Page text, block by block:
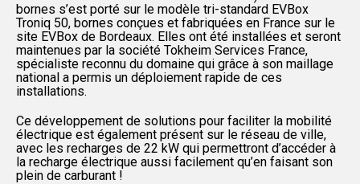
bornes s’est porté sur le modèle tri-standard EVBox
Troniq 50, bornes conçues et fabriquées en France sur le
site EVBox de Bordeaux. Elles ont été installées et seront
maintenues par la société Tokheim Services France,
spécialiste reconnu du domaine qui grâce à son maillage
national a permis un déploiement rapide de ces
installations.
Ce développement de solutions pour faciliter la mobilité
électrique est également présent sur le réseau de ville,
avec les recharges de 22 kW qui permettront d’accéder à
la recharge électrique aussi facilement qu’en faisant son
plein de carburant !